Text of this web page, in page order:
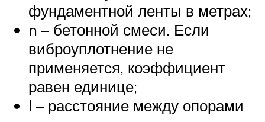
фундаментной ленты в метрах;
n – бетонной смеси. Если
виброуплотнение не
применяется, коэффициент
равен единице;
l – расстояние между опорами